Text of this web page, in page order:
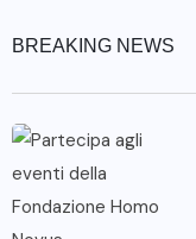
BREAKING NEWS